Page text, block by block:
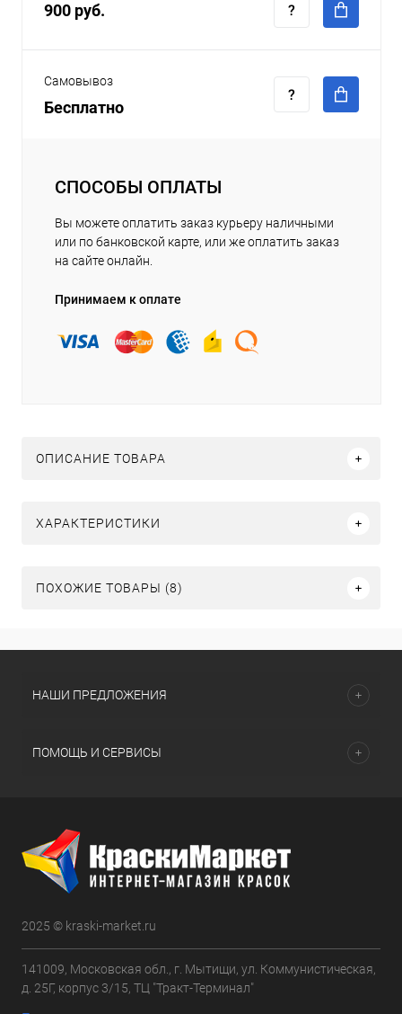
900 руб.
Самовывоз
Бесплатно
СПОСОБЫ ОПЛАТЫ
Вы можете оплатить заказ курьеру наличными
или по банковской карте, или же оплатить заказ
на сайте онлайн.
Принимаем к оплате
ОПИСАНИЕ ТОВАРА
ХАРАКТЕРИСТИКИ
ПОХОЖИЕ ТОВАРЫ (8)
НАШИ ПРЕДЛОЖЕНИЯ
ПОМОЩЬ И СЕРВИСЫ
2025 © kraski-market.ru
141009, Московская обл., г. Мытищи, ул. Коммунистическая,
д. 25Г, корпус 3/15, ТЦ "Тракт-Терминал"